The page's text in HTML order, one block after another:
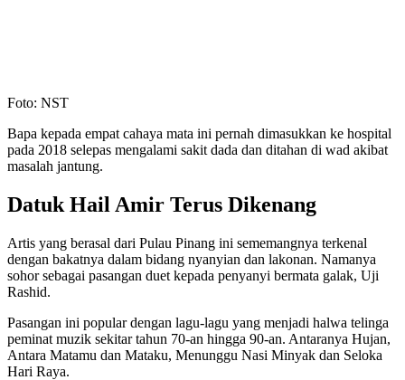
Foto: NST
Bapa kepada empat cahaya mata ini pernah dimasukkan ke hospital
pada 2018 selepas mengalami sakit dada dan ditahan di wad akibat
masalah jantung.
Datuk Hail Amir Terus Dikenang
Artis yang berasal dari Pulau Pinang ini sememangnya terkenal
dengan bakatnya dalam bidang nyanyian dan lakonan. Namanya
sohor sebagai pasangan duet kepada penyanyi bermata galak, Uji
Rashid.
Pasangan ini popular dengan lagu-lagu yang menjadi halwa telinga
peminat muzik sekitar tahun 70-an hingga 90-an. Antaranya Hujan,
Antara Matamu dan Mataku, Menunggu Nasi Minyak dan Seloka
Hari Raya.